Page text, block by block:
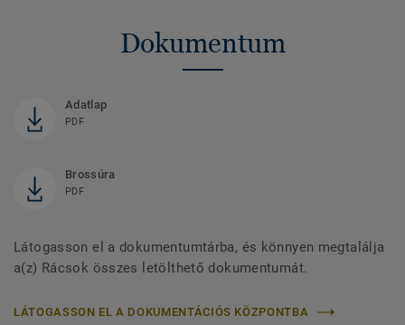
Dokumentum
Adatlap
PDF
Brossúra
PDF
Látogasson el a dokumentumtárba, és könnyen megtalálja
a(z) Rácsok összes letölthető dokumentumát.
LÁTOGASSON EL A DOKUMENTÁCIÓS KÖZPONTBA